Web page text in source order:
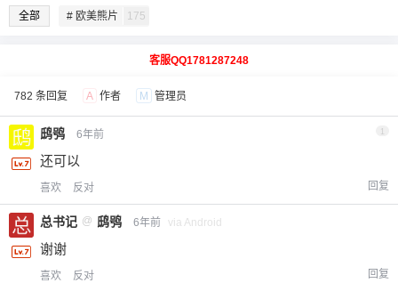
全部 # 欧美熊片 175
客服QQ1781287248
782 条回复 A 作者 M 管理员
鸱鸮 6年前
还可以
喜欢 反对 回复
总书记 @ 鸱鸮 6年前 via Android
谢谢
喜欢 反对 回复